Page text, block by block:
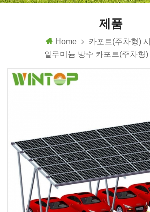
제품
Home
카포트(주차형)
알루미늄 방수 카포트(주차형)